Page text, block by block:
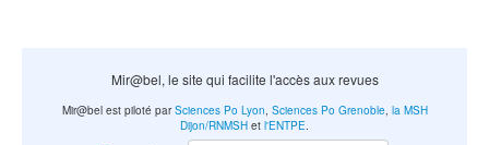
Mir@bel, le site qui facilite l'accès aux revues
Mir@bel est piloté parSciences Po Lyon Sciences Po Grenoble, la MSH
Dijon/RNMSH et l'ENTPE